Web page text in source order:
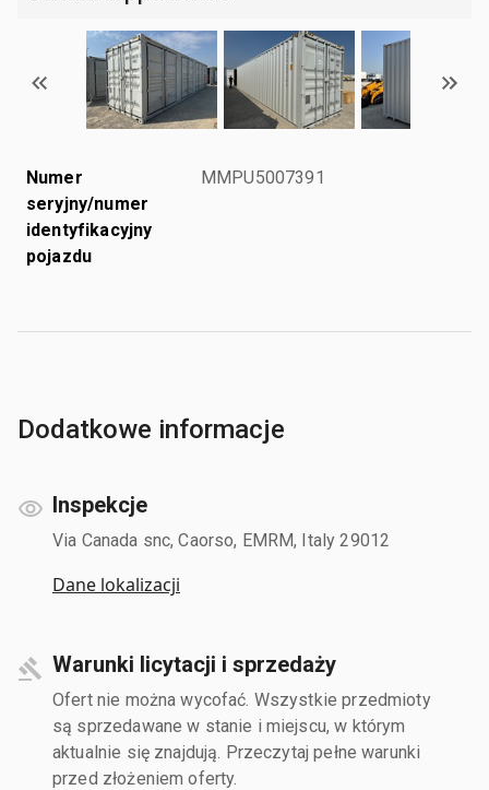
Numer
seryjny/numer
identyfikacyjny
pojazdu
MMPU5007391
Dodatkowe informacje
Inspekcje
Via Canada snc, Caorso, EMRM, Italy 29012
Dane lokalizacji
Warunki licytacji i sprzedaży
Ofert nie można wycofać. Wszystkie przedmioty
są sprzedawane w stanie i miejscu, w którym
aktualnie się znajdują. Przeczytaj pełne warunki
przed złożeniem oferty.